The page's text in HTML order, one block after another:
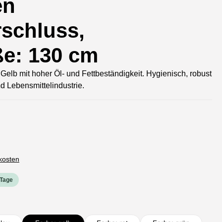
130 cm
mit hoher Öl- und Fettbeständigkeit. Hygienisch, robust
Lebensmittelindustrie.